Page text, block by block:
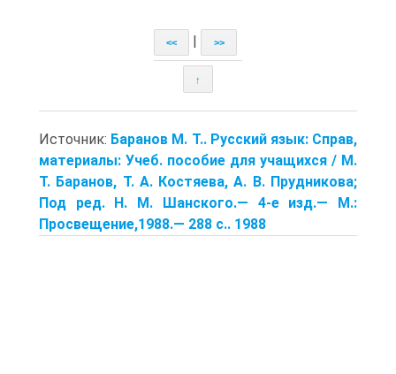
<< >>
↑
Источник: Баранов М. Т.. Русский язык: Справ,
материалы: Учеб. пособие для учащихся / М.
Т. Баранов, Т. А. Костяева, А. В. Прудникова;
Под ред. Н. М. Шанского.— 4-е изд.— М.:
Просвещение,1988.— 288 с.. 1988